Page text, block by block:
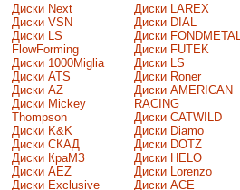
Диски Next
Диски VSN
Диски LS
FlowForming
Диски 1000Miglia
Диски ATS
Диски AZ
Диски Mickey
Thompson
Диски K&K
Диски СКАД
Диски КраМЗ
Диски AEZ
Диски Exclusive
Диски LAREX
Диски DIAL
Диски FONDMETAL
Диски FUTEK
Диски LS
Диски Roner
Диски AMERICAN
RACING
Диски CATWILD
Диски Diamo
Диски DOTZ
Диски HELO
Диски Lorenzo
Диски ACE